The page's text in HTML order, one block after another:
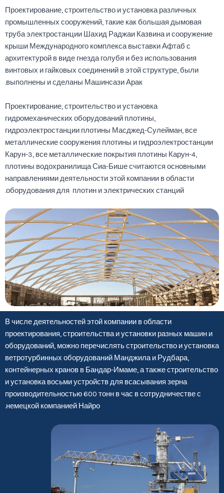
Проектирование, строительство и установка различных
промышленных сооружений, такие как большая дымовая
труба электростанции Шахид Раджаи Казвина и сооружение
крыши Международного комплекса выставки Афтаб с
архитектурой в виде гнезда голубя и без использования
винтовых и гайковых соединений в этой структуре, были
выполнены и сделаны Машинсази Арак.
Проектирование, строительство и установка
гидромеханических оборудований плотины,
гидроэлектростанции плотины Масджед-Сулейман, все
металлические сооружения плотины и гидроэлектростанции
Карун-3, все металлические покрытия плотины Карун-4,
плотины водохранилища Сиа-Бише считаются основными
направлениями деятельности этой компании в области
оборудования для плотин и электрических станций.
В числе деятельностей этой компании в области
проектирования, строительства и установки разных машин и
оборудований, можно перечислять строительство и установка
ветротурбинных оборудований Манджила и Рудбара,
контейнерных кранов в Бандар-Имаме, а также строительство
и установка восьми устройств для всасывания зерна
производительностью 600 тонн в час в сотрудничестве с
немецкой компанией Найро.